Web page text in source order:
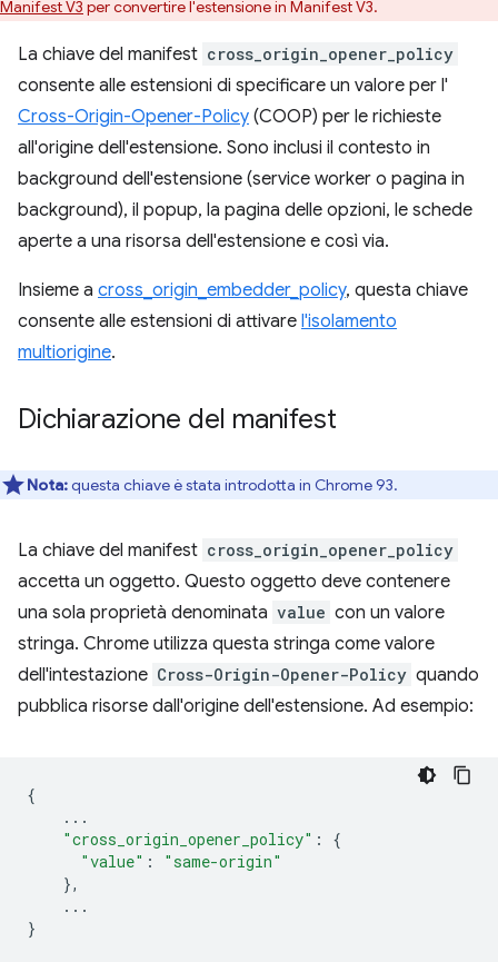
Manifest V3 per convertire l'estensione in Manifest V3.
La chiave del manifest cross_origin_opener_policy
consente alle estensioni di specificare un valore per l'
Cross-Origin-Opener-Policy (COOP) per le richieste
all'origine dell'estensione. Sono inclusi il contesto in
background dell'estensione (service worker o pagina in
background), il popup, la pagina delle opzioni, le schede
aperte a una risorsa dell'estensione e così via.
Insieme a cross_origin_embedder_policy, questa chiave
consente alle estensioni di attivare l'isolamento
multiorigine.
Dichiarazione del manifest
Nota:questa chiave è stata introdotta in Chrome 93.
La chiave del manifest cross_origin_opener_policy
accetta un oggetto. Questo oggetto deve contenere
una sola proprietà denominata value con un valore
stringa. Chrome utilizza questa stringa come valore
dell'intestazione Cross-Origin-Opener-Policy quando
pubblica risorse dall'origine dell'estensione. Ad esempio:
{
...
"cross_origin_opener_policy" :
{
"value" :
"same-origin"
},
...
}